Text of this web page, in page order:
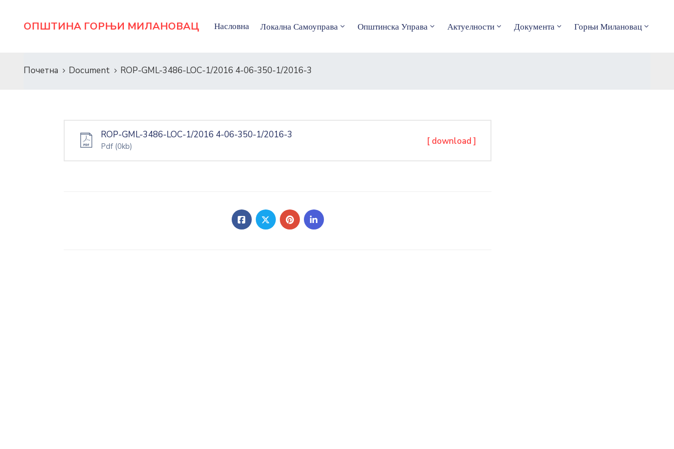
ОПШТИНА ГОРЊИ МИЛАНОВАЦ Насловна Локална Самоуправа Општинска Управа Актуелности Документа Горњи Милановац
Почетна Document ROP-GML-3486-LOC-1/2016 4-06-350-1/2016-3
ROP-GML-3486-LOC-1/2016 4-06-350-1/2016-3
Pdf (0kb) [ download ]